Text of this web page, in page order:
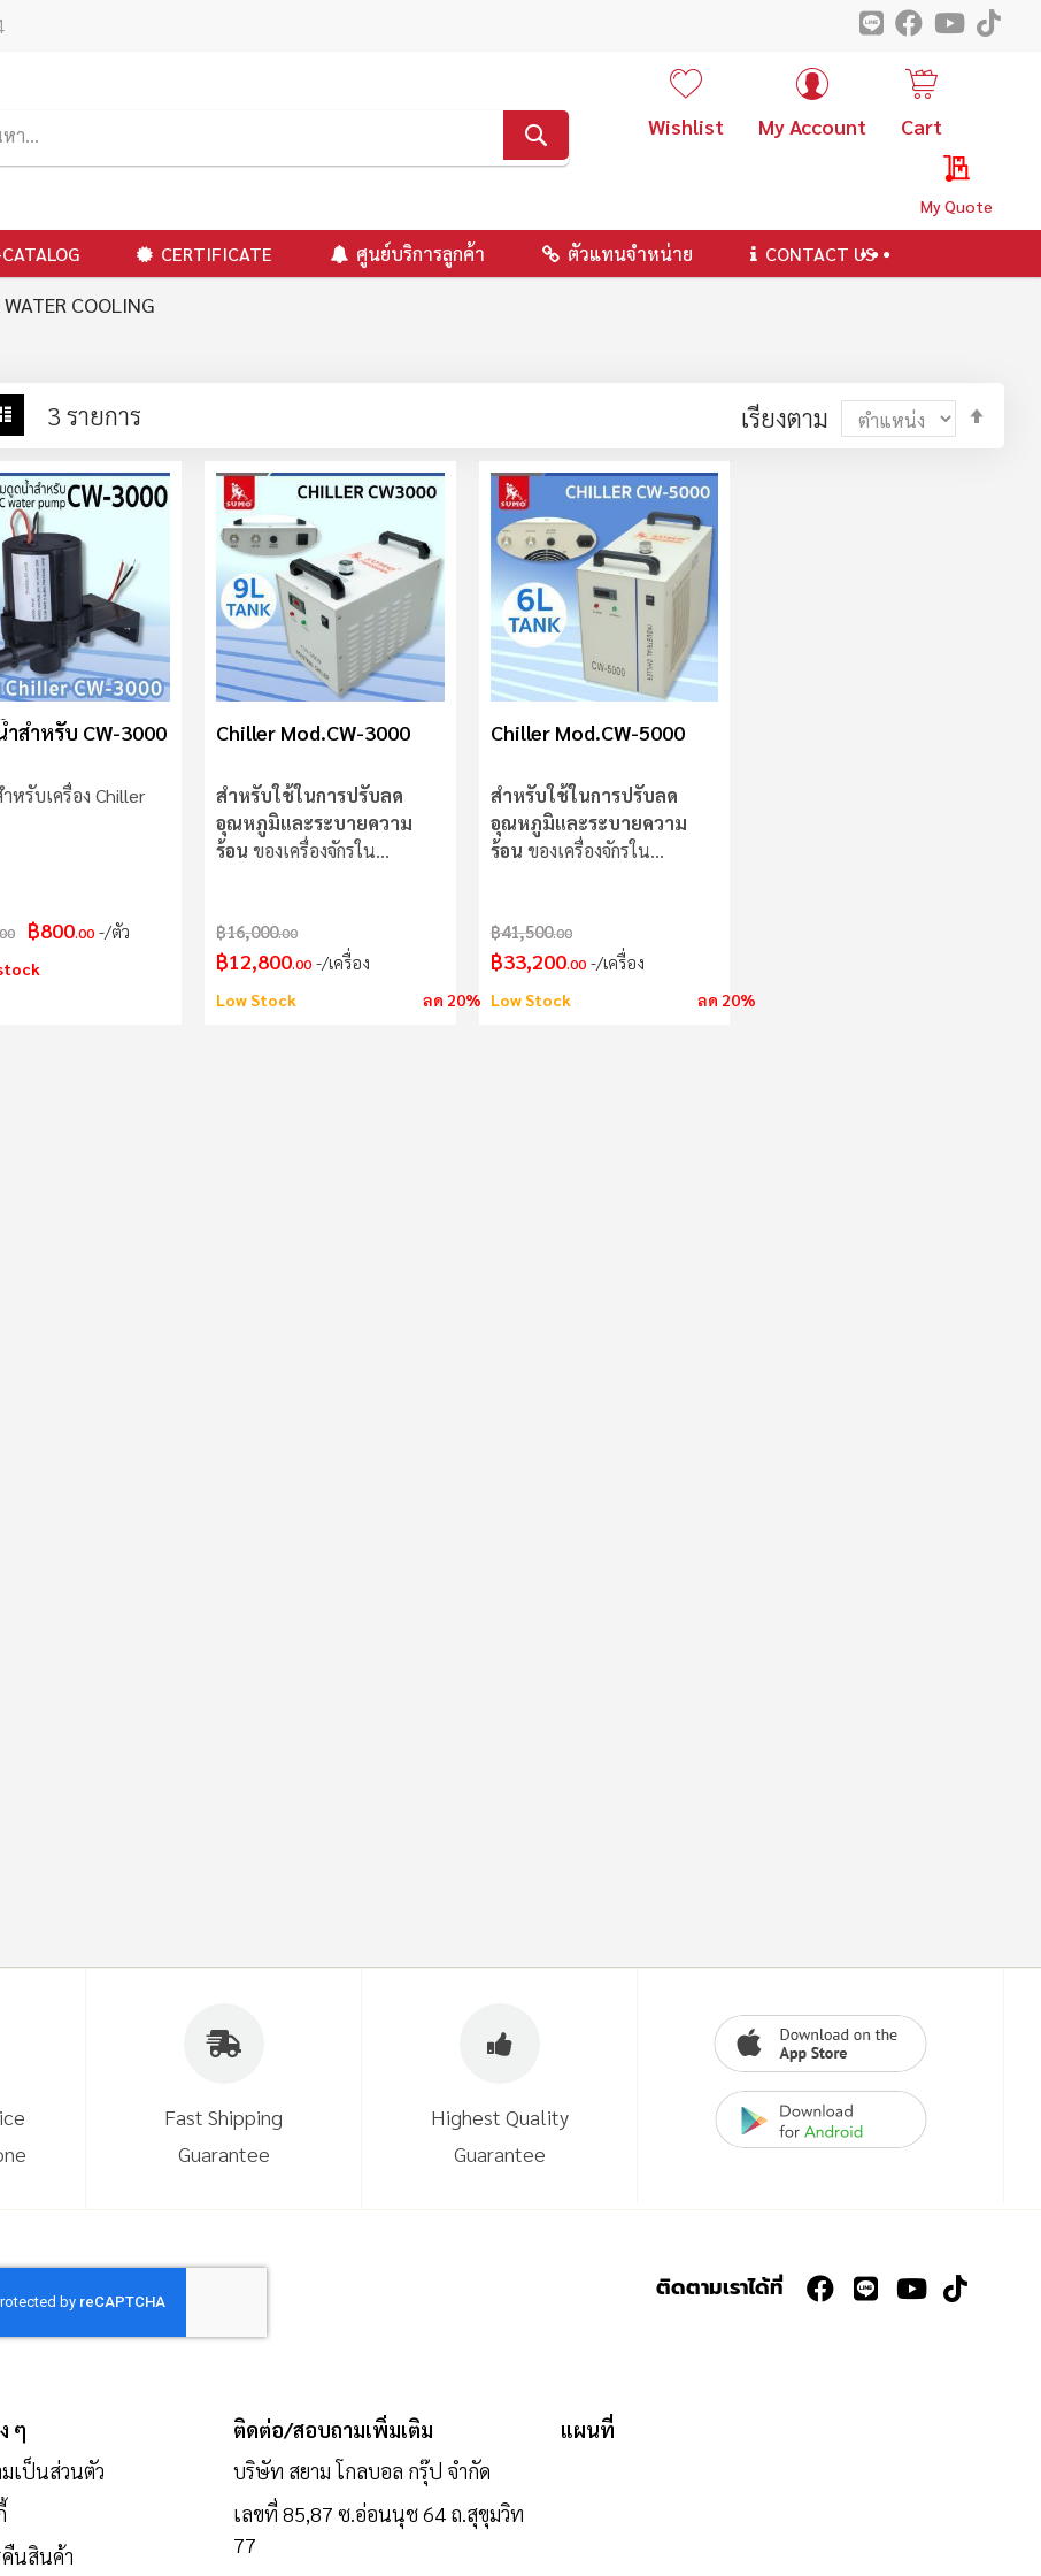
My Quote
Wishlist My Account Cart
CERTIFICATE ศูนย์บริการลูกค้า ตัวแทนจำหน่าย CONTACT US
COOLING
ง
าง รายการ
3รายการ เรียงตาม
สำหรับ CW-3000
หรับเครื่อง Chiller
฿800.00 /ตัว
Chiller Mod.CW-3000
สำหรับใช้ในการปรับลด
อุณหภูมิและระบายความ
ร้อน ของเครื่องจักรใน
฿16,000.00
฿12,800.00 /เครื่อง
Low Stock ลด 20%
Chiller Mod.CW-5000
สำหรับใช้ในการปรับลด
อุณหภูมิและระบายความ
ร้อน ของเครื่องจักรใน
฿41,500.00
฿33,200.00 /เครื่อง
Low Stock ลด 20%
Fast Shipping
Guarantee
Highest Quality
Guarantee
ติดตามเราได้ที่
ๆ
เป็นส่วนตัว
คืนสินค้า
ติดต่อ/สอบถามเพิ่มเติม
บริษัท สยาม โกลบอล กรุ๊ป จำกัด
เลขที่ 85,87 ซ.อ่อนนุช 64 ถ.สุขุมวิท
77
แผนที่